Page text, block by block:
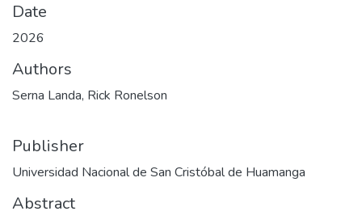
Date
2026
Authors
Serna Landa, Rick Ronelson
Publisher
Universidad Nacional de San Cristóbal de Huamanga
Abstract